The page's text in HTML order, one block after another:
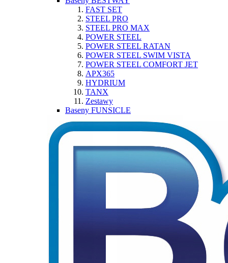
FAST SET
STEEL PRO
STEEL PRO MAX
POWER STEEL
POWER STEEL RATAN
POWER STEEL SWIM VISTA
POWER STEEL COMFORT JET
APX365
HYDRIUM
TANX
Zestawy
Baseny FUNSICLE